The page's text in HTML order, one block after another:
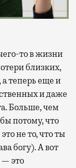
близких,
теперь еще и
и даже
Больше, чем
потому, что
не то, что ты
богу). А вот
это